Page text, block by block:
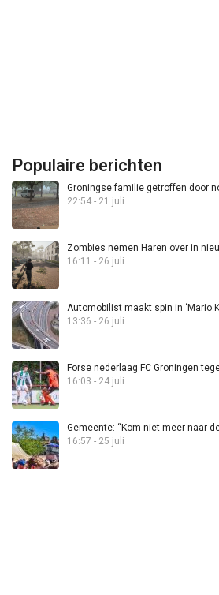
Populaire berichten
Groningse familie getroffen door
22:54 - 21 juli
Zombies nemen Haren over in
16:11 - 26 juli
Automobilist maakt spin in ‘Mario
13:36 - 26 juli
Forse nederlaag FC Groningen
16:03 - 24 juli
Gemeente: “Kom niet meer naar
16:57 - 25 juli